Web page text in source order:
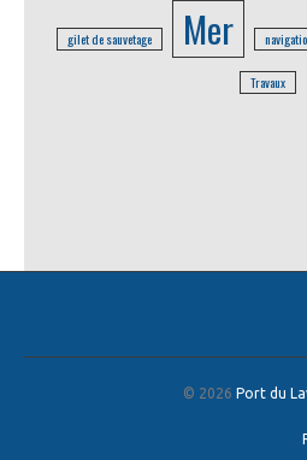
gilet de sauvetage Mer
Travaux
© 2026 Port du